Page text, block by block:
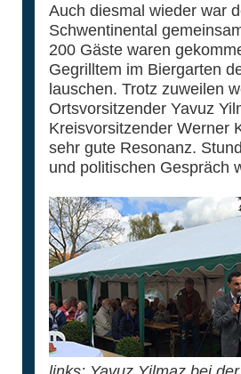
Auch diesmal wieder war
Schwentinental
200 Gäste waren
Gegrilltem im Biergarten
lauschen. Trotz zuweilen
Ortsvorsitzender Yavuz
Kreisvorsitzender Werner
sehr gute Resonanz.
und politischen Gespräch